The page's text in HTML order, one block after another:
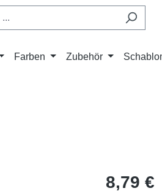
Farben Zubehör
Regulärer
8,79 €